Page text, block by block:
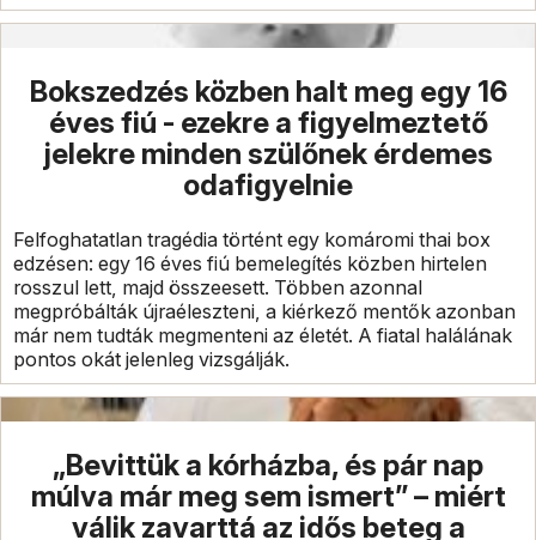
Bokszedzés közben halt meg egy 16
éves fiú - ezekre a figyelmeztető
jelekre minden szülőnek érdemes
odafigyelnie
Felfoghatatlan tragédia történt egy komáromi thai box
edzésen: egy 16 éves fiú bemelegítés közben hirtelen
rosszul lett, majd összeesett. Többen azonnal
megpróbálták újraéleszteni, a kiérkező mentők azonban
már nem tudták megmenteni az életét. A fiatal halálának
pontos okát jelenleg vizsgálják.
„Bevittük a kórházba, és pár nap
múlva már meg sem ismert” – miért
válik zavarttá az idős beteg a